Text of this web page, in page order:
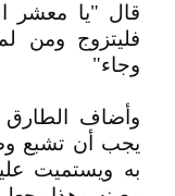
قال "يا معشر
فليتزوج ومن
وجاء"
وأضاف
يجب أن تشبع
به ويستميت